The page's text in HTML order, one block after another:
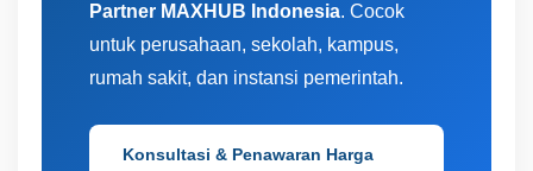
Partner MAXHUB Indonesia. Cocok
untuk perusahaan, sekolah, kampus,
rumah sakit, dan instansi pemerintah.
Konsultasi & Penawaran Harga